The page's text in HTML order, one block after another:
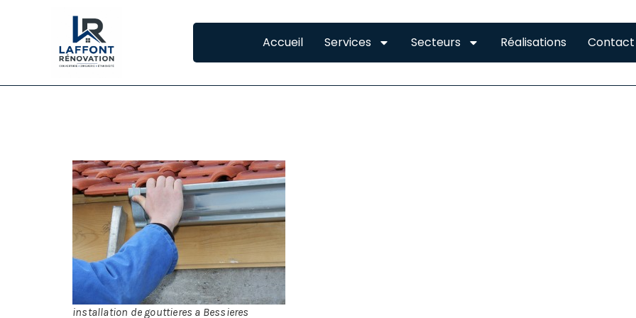
Accueil Services Secteurs Réalisations Contact
installation de gouttieres a Bessieres